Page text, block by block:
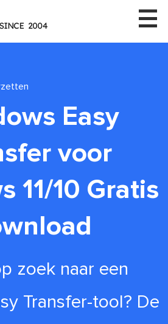
Easy
voor
11/10 Gratis
zoek naar een
Transfer-tool? De